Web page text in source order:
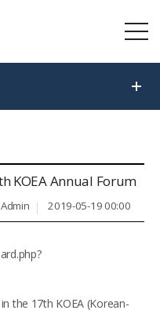
KOEA Annual Forum
Admin 2019-05-19 00:00
the 17th KOEA (Korean-